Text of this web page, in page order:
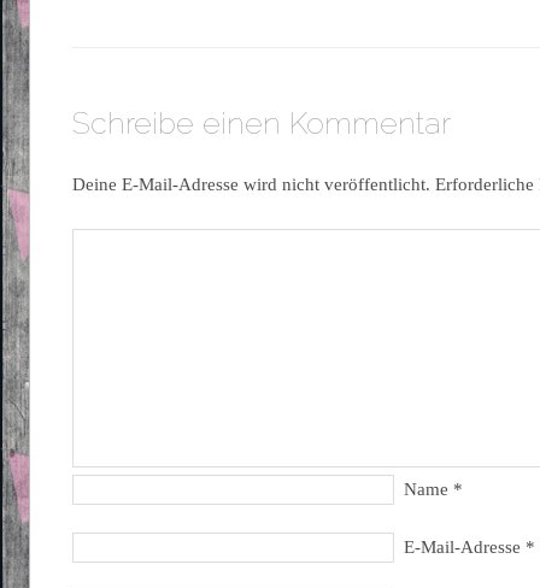
Schreibe einen Kommentar
Deine E-Mail-Adresse wird nicht veröffentlicht.
Name *
E-Mail-Adresse *